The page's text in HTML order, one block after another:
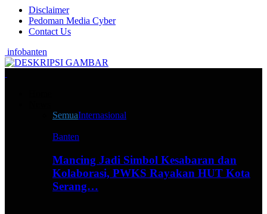
Disclaimer
Pedoman Media Cyber
Contact Us
infobanten
SemuaInternasional
Banten
Mancing Jadi Simbol Kesabaran dan
Kolaborasi, PWKS Rayakan HUT Kota
Serang…